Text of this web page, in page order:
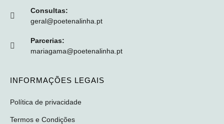
Consultas:
geral@poetenalinha.pt
Parcerias:
mariagama@poetenalinha.pt
INFORMAÇÕES LEGAIS
Política de privacidade
Termos e Condições